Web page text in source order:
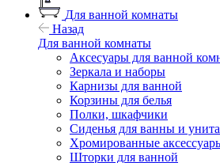
Для ванной комнаты
Назад
Для ванной комнаты
Аксесуары для ванной
Зеркала и наборы
Карнизы для ванной
Корзины для белья
Полки, шкафчики
Сиденья для ванны и
Хромированные
Шторки для ванной